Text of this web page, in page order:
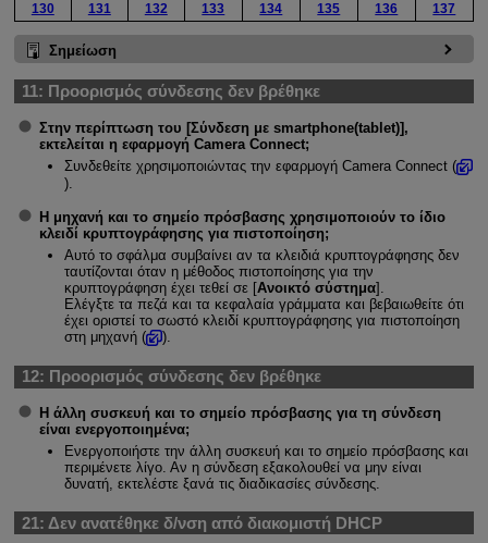
130
131 132 133 134 135 136 137
Σημείωση
11: Προορισμός σύνδεσης δεν βρέθηκε
Στην περίπτωση του [Σύνδεση με smartphone(tablet)],
εκτελείται η εφαρμογή Camera Connect;
Συνδεθείτε χρησιμοποιώντας την εφαρμογή Camera Connect (
).
Η μηχανή και το σημείο πρόσβασης χρησιμοποιούν το ίδιο
κλειδί κρυπτογράφησης για πιστοποίηση;
Αυτό το σφάλμα συμβαίνει αν τα κλειδιά κρυπτογράφησης δεν
ταυτίζονται όταν η μέθοδος πιστοποίησης για την
κρυπτογράφηση έχει τεθεί σε [Ανοικτό σύστημα].
Ελέγξτε τα πεζά και τα κεφαλαία γράμματα και βεβαιωθείτε ότι
έχει οριστεί το σωστό κλειδί κρυπτογράφησης για πιστοποίηση
στη μηχανή (
).
12: Προορισμός σύνδεσης δεν βρέθηκε
Η άλλη συσκευή και το σημείο πρόσβασης για τη σύνδεση
είναι ενεργοποιημένα;
Ενεργοποιήστε την άλλη συσκευή και το σημείο πρόσβασης και
περιμένετε λίγο. Αν η σύνδεση εξακολουθεί να μην είναι
δυνατή, εκτελέστε ξανά τις διαδικασίες σύνδεσης.
21:Δεν ανατέθηκε δ/νση από διακομιστή DHCP